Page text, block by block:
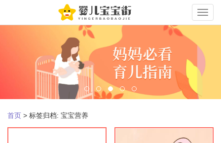
Toggle
首页 > 标签归档: 宝宝营养